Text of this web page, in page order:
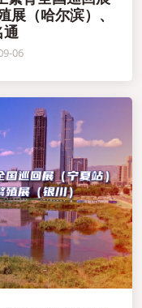
展（哈尔滨）、
通
06